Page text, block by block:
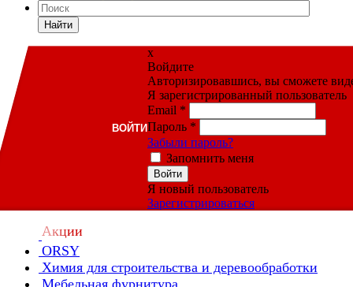
Найти
ВОЙТИ
x
Войдите
Авторизировавшись, вы сможете
Я зарегистрированный пользователь
Email *
Пароль *
Забыли пароль?
Запомнить меня
Войти
Я новый пользователь
Зарегистрироваться
Акции
ORSY
Химия для строительства и деревообработки
Мебельная фурнитура